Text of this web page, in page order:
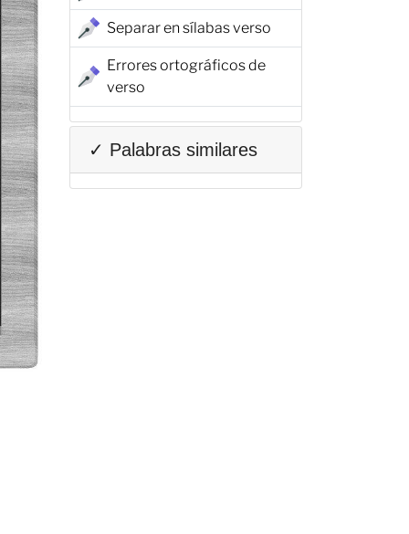
Separar en sílabas verso
Errores ortográficos de
verso
✓ Palabras similares